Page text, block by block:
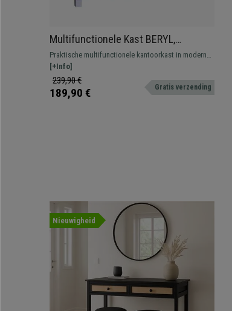
Multifunctionele Kast BERYL,
90x75x30 cm, in Hout, Kleur Beuk
Praktische multifunctionele kantoorkast in moderne
stijl met veel opbergruimte.
[+Info]
239,90 €
189,90 € Gratis verzending
Nieuwigheid